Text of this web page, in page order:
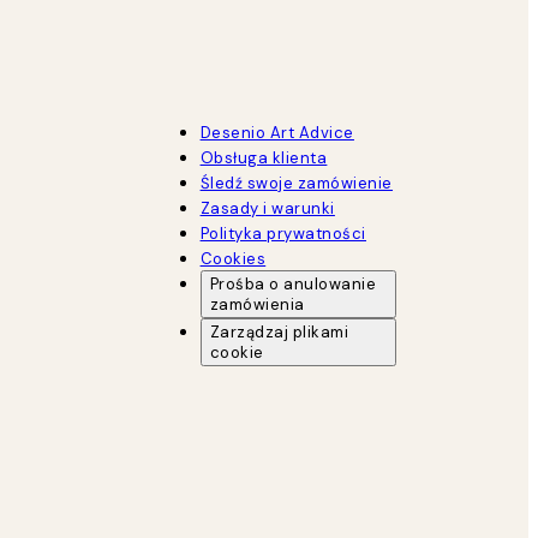
Desenio Art Advice
Obsługa klienta
Śledź swoje zamówienie
Zasady i warunki
Polityka prywatności
Cookies
Prośba o anulowanie
zamówienia
Zarządzaj plikami
cookie